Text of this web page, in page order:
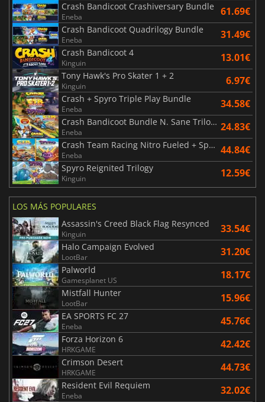
Crash Bandicoot Crashiversary Bundle
Eneba 61.69€
Crash Bandicoot Quadrilogy Bundle
Eneba 31.49€
Crash Bandicoot 4
Kinguin 13.01€
Tony Hawk's Pro Skater 1 + 2
Kinguin 6.97€
Crash + Spyro Triple Play Bundle
Eneba 34.58€
Crash Bandicoot Bundle N. Sane Trilogy + CTR Nitro Fueled
Eneba 24.83€
Crash Team Racing Nitro Fueled + Spyro Game Bundle
Eneba 44.84€
Spyro Reignited Trilogy
Kinguin 12.59€
LOS MÁS POPULARES
Assassin's Creed Black Flag Resynced
Kinguin 33.54€
Halo Campaign Evolved
LootBar 31.20€
Palworld
Gamesplanet US 18.17€
Mistfall Hunter
LootBar 15.96€
EA SPORTS FC 27
Eneba 45.76€
Forza Horizon 6
HRKGAME 42.42€
Crimson Desert
HRKGAME 44.73€
Resident Evil Requiem
Eneba 32.02€